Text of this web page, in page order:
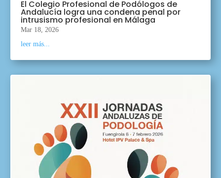
El Colegio Profesional de Podólogos de
Andalucía logra una condena penal por
intrusismo profesional en Málaga
Mar 18, 2026
leer más...